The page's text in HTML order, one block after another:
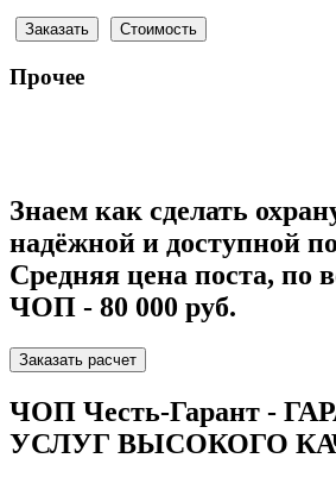
Заказать Cтоимость
Прочее
Знаем как сделать
надёжной и доступной
Средняя цена поста, по
ЧОП - 80 000 руб.
Заказать расчет
ЧОП Честь-Гарант -
УСЛУГ ВЫСОКОГО